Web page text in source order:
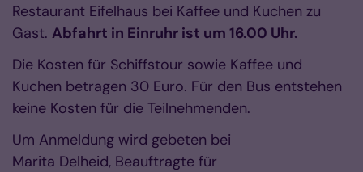
Restaurant Eifelhaus bei Kaffee und Kuchen zu
Gast. Abfahrt in Einruhr ist um 16.00 Uhr.
Die Kosten für Schiffstour sowie Kaffee und
Kuchen betragen 30 Euro. Für den Bus entstehen
keine Kosten für die Teilnehmenden.
Um Anmeldung wird gebeten bei
Marita Delheid, Beauftragte für